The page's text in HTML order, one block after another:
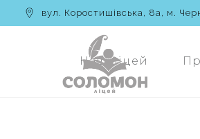
вул. Коростишівська, 8а, м.
Наш ліцей